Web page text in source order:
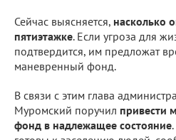
Сейчас выясняется, насколько
пятиэтажке. Если угроза для
подтвердится, им предложат
маневренный фонд.
В связи с этим глава
Муромский поручил привести
фонд в надлежащее состояние